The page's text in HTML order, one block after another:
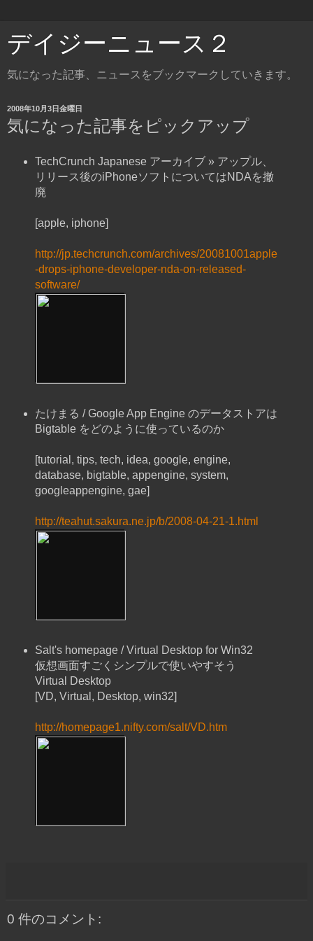
デイジーニュース２
気になった記事、ニュースをブックマークしていきます。
2008年10月3日金曜日
気になった記事をピックアップ
TechCrunch Japanese アーカイブ » アップル、
リリース後のiPhoneソフトについてはNDAを撤
廃
[apple, iphone]
http://jp.techcrunch.com/archives/20081001apple
-drops-iphone-developer-nda-on-released-
software/
たけまる / Google App Engine のデータストアは
Bigtable をどのように使っているのか
[tutorial, tips, tech, idea, google, engine,
database, bigtable, appengine, system,
googleappengine, gae]
http://teahut.sakura.ne.jp/b/2008-04-21-1.html
Salt's homepage / Virtual Desktop for Win32
仮想画面すごくシンプルで使いやすそう
Virtual Desktop
[VD, Virtual, Desktop, win32]
http://homepage1.nifty.com/salt/VD.htm
0 件のコメント: